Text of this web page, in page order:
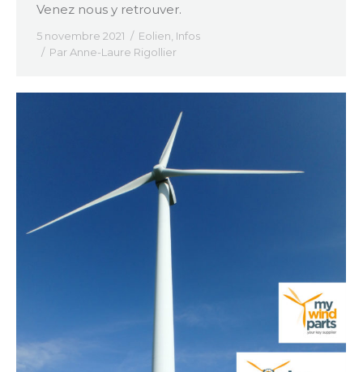
Venez nous y retrouver.
5 novembre 2021 Eolien Infos
Par Anne-Laure Rigollier